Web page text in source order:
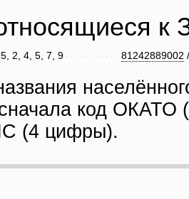
к
81242889002
2, 4, 5, 7, 9
код ОКАТО
(4 цифры).